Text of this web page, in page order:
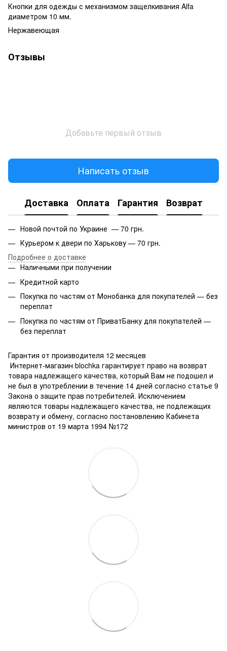
Кнопки для одежды с механизмом защелкивания Alfa
диаметром 10 мм.
Нержавеющая
Отзывы
Добавьте первый отзыв
Написать отзыв
Доставка Оплата Гарантия Возврат
Новой почтой по Украине — 70 грн.
Курьером к двери по Харькову — 70 грн.
Подробнее о доставке
Наличными при получении
Кредитной карто
Покупка по частям от Монобанка для покупателей — без
переплат
Покупка по частям от ПриватБанку для покупателей —
без переплат
Гарантия от производителя 12 месяцев
Интернет-магазин blochka гарантирует право на возврат
товара надлежащего качества, который Вам не подошел и
не был в употреблении в течение 14 дней согласно статье 9
Закона о защите прав потребителей. Исключением
являются товары надлежащего качества, не подлежащих
возврату и обмену, согласно постановлению Кабинета
министров от 19 марта 1994 №172